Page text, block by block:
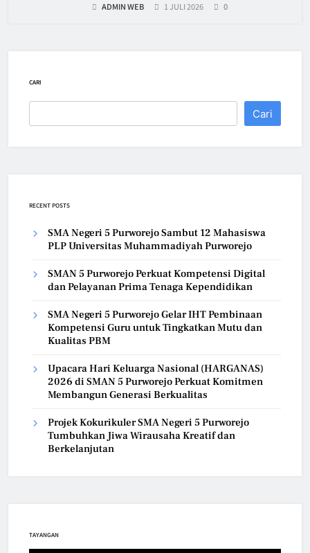
ADMIN WEB 1 JULI 2026 0
CARI
Cari
RECENT POSTS
SMA Negeri 5 Purworejo Sambut 12 Mahasiswa
PLP Universitas Muhammadiyah Purworejo
SMAN 5 Purworejo Perkuat Kompetensi Digital
dan Pelayanan Prima Tenaga Kependidikan
SMA Negeri 5 Purworejo Gelar IHT Pembinaan
Kompetensi Guru untuk Tingkatkan Mutu dan
Kualitas PBM
Upacara Hari Keluarga Nasional (HARGANAS)
2026 di SMAN 5 Purworejo Perkuat Komitmen
Membangun Generasi Berkualitas
Projek Kokurikuler SMA Negeri 5 Purworejo
Tumbuhkan Jiwa Wirausaha Kreatif dan
Berkelanjutan
TAYANGAN